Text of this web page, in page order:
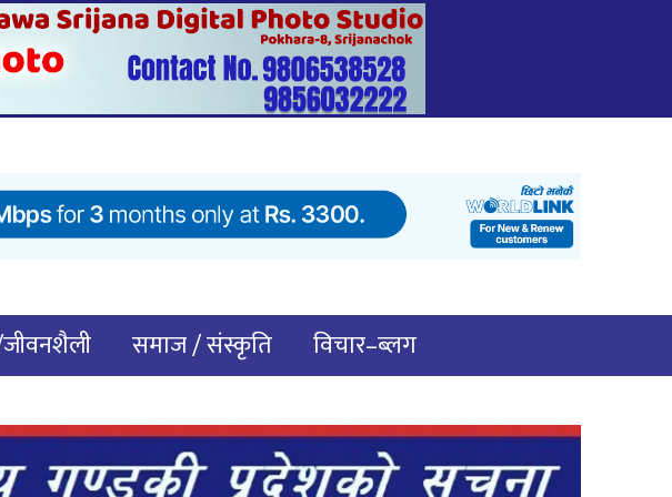
समाज / संस्कृति
विचार–ब्लग